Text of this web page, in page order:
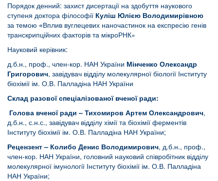
Порядок денний: захист дисертації на здобуття наукового
ступеня доктора філософії Куліш Юлією Володимирівною
за темою «Вплив вуглецевих наночастинок на експресію генів
транскрипційних факторів та мікроРНК»
Науковий керівник:
д.б.н., проф., член-кор. НАН України Мінченко Олександр
Григорович, завідувач відділу молекулярної біології Інституту
біохімії ім. О.В. Палладіна НАН України
Склад разової спеціалізованої вченої ради:
Голова вченої ради – Тихомиров Артем Олександрович,
д.б.н., с.н.с., завідувач відділу хімії та біохімії ферментів
Інституту біохімії ім. О.В. Палладіна НАН України;
Рецензент – Колибо Денис Володимирович, д.б.н., проф.,
член-кор. НАН України, головний науковий співробітник відділу
молекулярної імунології Інституту біохімії ім. О.В. Палладіна
НАН України;